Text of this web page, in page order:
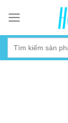
content